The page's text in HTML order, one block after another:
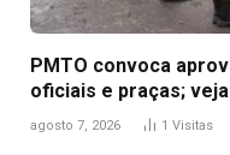
PMTO convoca
oficiais e praças;
agosto 7, 2026 1 Visitas